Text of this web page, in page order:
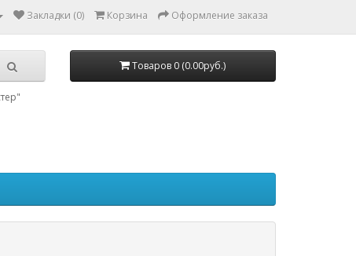
Закладки (0) Корзина Оформление заказа
Товаров 0 (0.00руб.)